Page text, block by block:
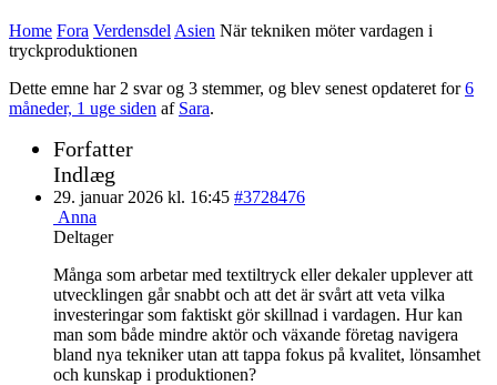
Home Fora Verdensdel Asien När tekniken möter vardagen i
tryckproduktionen
Dette emne har 2 svar og 3 stemmer, og blev senest opdateret for6
måneder, 1 uge siden af Sara.
Forfatter
Indlæg
29. januar 2026 kl. 16:45 #3728476
Anna
Deltager
Många som arbetar med textiltryck eller dekaler upplever att
utvecklingen går snabbt och att det är svårt att veta vilka
investeringar som faktiskt gör skillnad i vardagen. Hur kan
man som både mindre aktör och växande företag navigera
bland nya tekniker utan att tappa fokus på kvalitet, lönsamhet
och kunskap i produktionen?